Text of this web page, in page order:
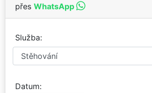
přes WhatsApp
Služba
Datum